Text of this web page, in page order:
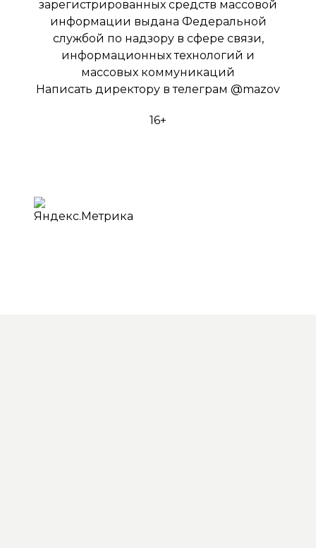
зарегистрированных средств массовой
информации выдана Федеральной
службой по надзору в сфере связи,
информационных технологий и
массовых коммуникаций
Написать директору в телеграм @mazov
16+